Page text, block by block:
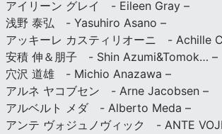
アイリーン グレイ - Eileen Gray –
浅野 泰弘 - Yasuhiro Asano –
アッキーレ カスティリオーニ - Achille
安積 伸＆朋子 - Shin Azumi&Tomok… –
穴沢 道雄 - Michio Anazawa –
アルネ ヤコブセン - Arne Jacobsen –
アルベルト メダ - Alberto Meda –
アンテ ヴォジュノヴィック - ANTE